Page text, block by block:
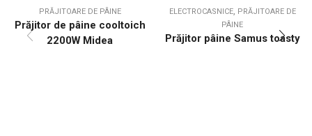
PRĂJITOARE DE PÂINE
Prăjitor de pâine cooltoich
2200W Midea
ELECTROCASNICE, PRĂJITOARE DE
PÂINE
Prăjitor pâine Samus toasty